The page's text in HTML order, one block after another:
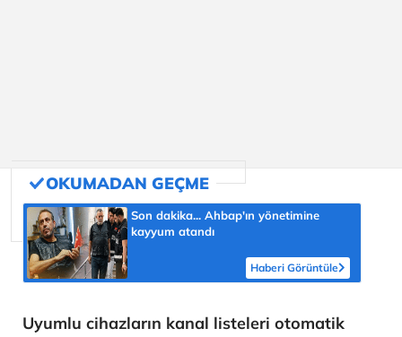
Son dakika... Ahbap'ın yönetimine
kayyum atandı
Haberi Görüntüle
Uyumlu cihazların kanal listeleri otomatik